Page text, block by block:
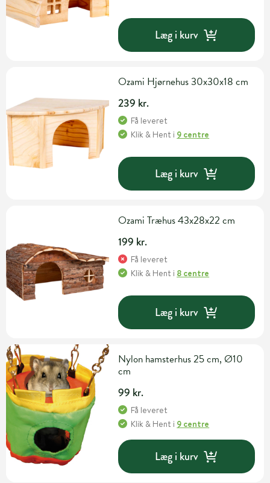
Læg i kurv
Ozami Hjørnehus 30x30x18 cm
239 kr.
Få leveret
Klik & Hent i 9 centre
Læg i kurv
Ozami Træhus 43x28x22 cm
199 kr.
Få leveret
Klik & Hent i 8 centre
Læg i kurv
Nylon hamsterhus 25 cm, Ø10
cm
99 kr.
Få leveret
Klik & Hent i 9 centre
Læg i kurv